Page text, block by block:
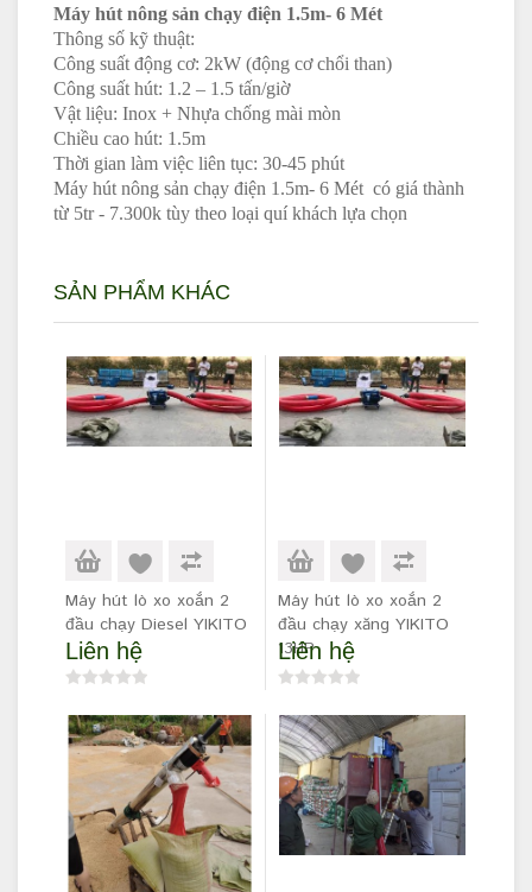
Máy hút nông sản chạy điện 1.5m- 6 Mét
Thông số kỹ thuật:
Công suất động cơ: 2kW (động cơ chổi than)
Công suất hút: 1.2 – 1.5 tấn/giờ
Vật liệu: Inox + Nhựa chống mài mòn
Chiều cao hút: 1.5m
Thời gian làm việc liên tục: 30-45 phút
Máy hút nông sản chạy điện 1.5m- 6 Mét có giá thành
từ 5tr - 7.300k tùy theo loại quí khách lựa chọn
SẢN PHẨM KHÁC
Máy hút lò xo xoắn 2
đầu chạy Diesel YIKITO
Liên hệ
Máy hút lò xo xoắn 2
đầu chạy xăng YIKITO
13HP
Liên hệ